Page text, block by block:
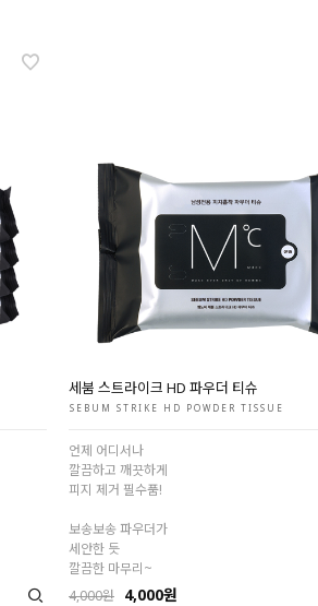
세붐 스트라이크 HD 파우더 티슈
SEBUM STRIKE HD POWDER TISSUE
언제 어디서나
깔끔하고 깨끗하게
피지 제거 필수품!
보송보송 파우더가
세안한 듯
깔끔한 마무리~
4,000원 4,000원